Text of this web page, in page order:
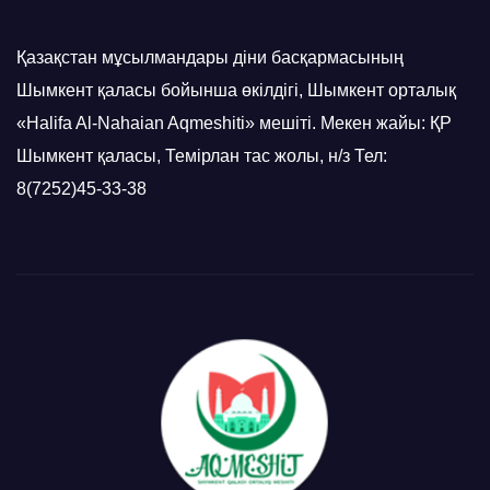
Қазақстан мұсылмандары діни басқармасының
Шымкент қаласы бойынша өкілдігі, Шымкент орталық
«Halifa Al-Nahaian Aqmeshiti» мешіті. Мекен жайы: ҚР
Шымкент қаласы, Темірлан тас жолы, н/з Тел:
8(7252)45-33-38